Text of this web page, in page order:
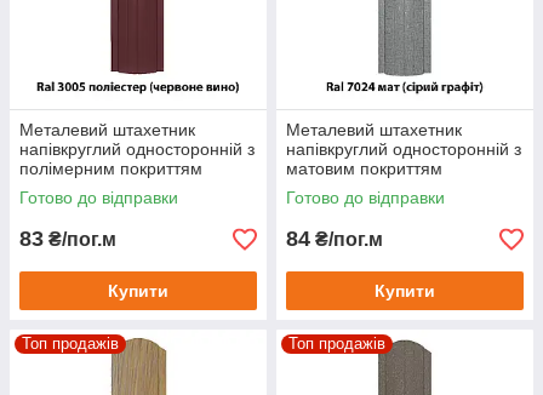
Металевий штахетник
напівкруглий односторонній з
полімерним покриттям
Готово до відправки
83 ₴/пог.м
Купити
Металевий штахетник
напівкруглий односторонній з
матовим покриттям
Готово до відправки
84 ₴/пог.м
Купити
Топ продажів Топ продажів